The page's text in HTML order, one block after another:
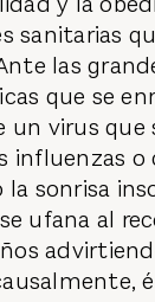
sanitarias
las
que se
un virus que
influenzas o
la sonrisa
ufana al